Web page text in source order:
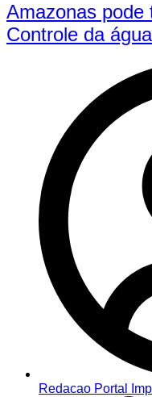
Amazonas pode
Controle da
Redacao Portal